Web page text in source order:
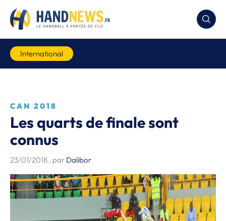
International
CAN 2018
Les quarts de finale sont
connus
23/01/2018 , par Dalibor